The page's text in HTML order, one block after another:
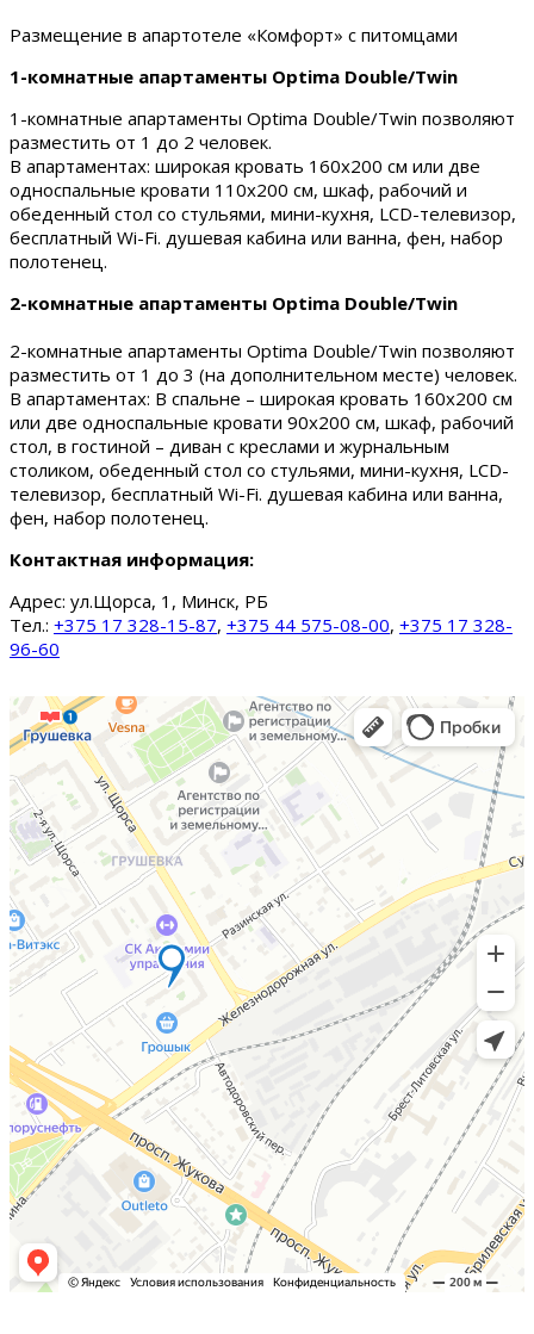
Размещение в апартотеле «Комфорт» с питомцами
1-комнатные апартаменты Optima Double/Twin
1-комнатные апартаменты Optima Double/Twin позволяют
разместить от 1 до 2 человек.
В апартаментах: широкая кровать 160х200 см или две
односпальные кровати 110х200 см, шкаф, рабочий и
обеденный стол со стульями, мини-кухня, LCD-телевизор,
бесплатный Wi-Fi. душевая кабина или ванна, фен, набор
полотенец.
2-комнатные апартаменты Optima Double/Twin
2-комнатные апартаменты Optima Double/Twin позволяют
разместить от 1 до 3 (на дополнительном месте) человек.
В апартаментах: В спальне – широкая кровать 160х200 см
или две односпальные кровати 90х200 см, шкаф, рабочий
стол, в гостиной – диван с креслами и журнальным
столиком, обеденный стол со стульями, мини-кухня, LCD-
телевизор, бесплатный Wi-Fi. душевая кабина или ванна,
фен, набор полотенец.
Контактная информация:
Адрес: ул.Щорса, 1, Минск, РБ
Тел.: +375 17 328-15-87, +375 44 575-08-00, +375 17 328-
96-60